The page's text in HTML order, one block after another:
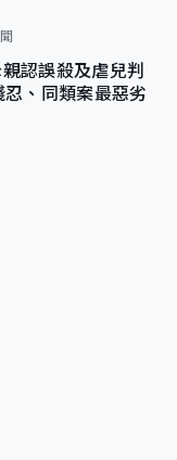
認誤殺及虐兒判
、同類案最惡劣